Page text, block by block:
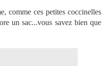
comme ces petites coccinelles
un sac...vous savez bien que